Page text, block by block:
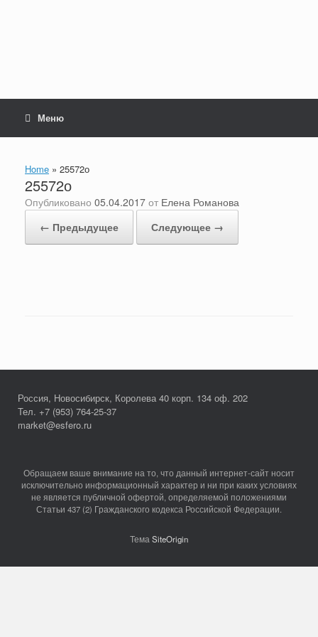
Меню
Home » 25572о
25572о
Опубликовано 05.04.2017 от Елена Романова
← Предыдущее
Следующее →
Россия, Новосибирск, Королева 40 корп. 134 оф. 202
Тел. +7 (953) 764-25-37
market@esfero.ru
Обращаем ваше внимание на то, что данный интернет-сайт носит
исключительно информационный характер и ни при каких условиях
не является публичной офертой, определяемой положениями
Статьи 437 (2) Гражданского кодекса Российской Федерации.
Тема SiteOrigin